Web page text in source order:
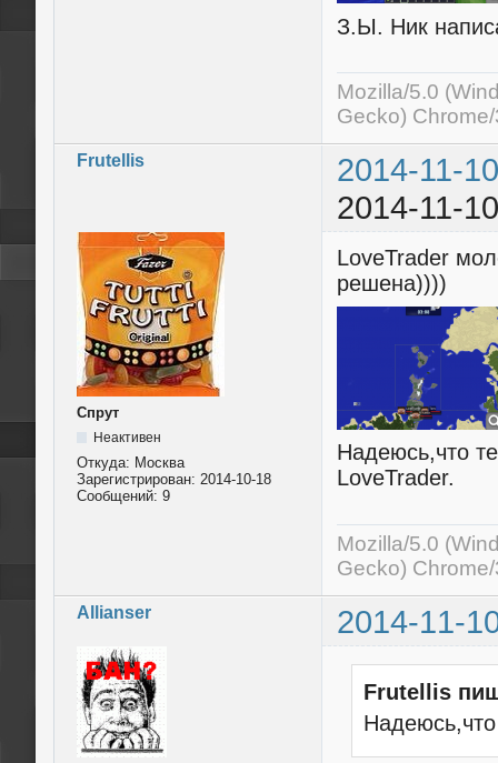
З.Ы. Ник
Mozilla/5.0
Gecko)
Frutellis
2014-11-
2014-11-
Спрут
Неактивен
Откуда: Моcква
Зарегистрирован: 2014-10-18
Сообщений: 9
LoveTrader
решена))))
Надеюсь,что
LoveTrader.
Mozilla/5.0
Gecko)
Allianser 2014-11-
Frutellis